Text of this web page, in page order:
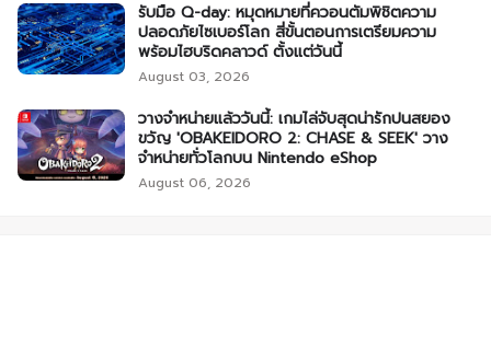
รับมือ Q-day: หมุดหมายที่ควอนตัมพิชิตความ
ปลอดภัยไซเบอร์โลก สี่ขั้นตอนการเตรียมความ
พร้อมไฮบริดคลาวด์ ตั้งแต่วันนี้
August 03, 2026
วางจำหน่ายแล้ววันนี้: เกมไล่จับสุดน่ารักปนสยอง
ขวัญ 'OBAKEIDORO 2: CHASE & SEEK' วาง
จำหน่ายทั่วโลกบน Nintendo eShop
August 06, 2026